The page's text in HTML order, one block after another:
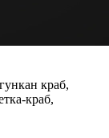
краб,
краб,